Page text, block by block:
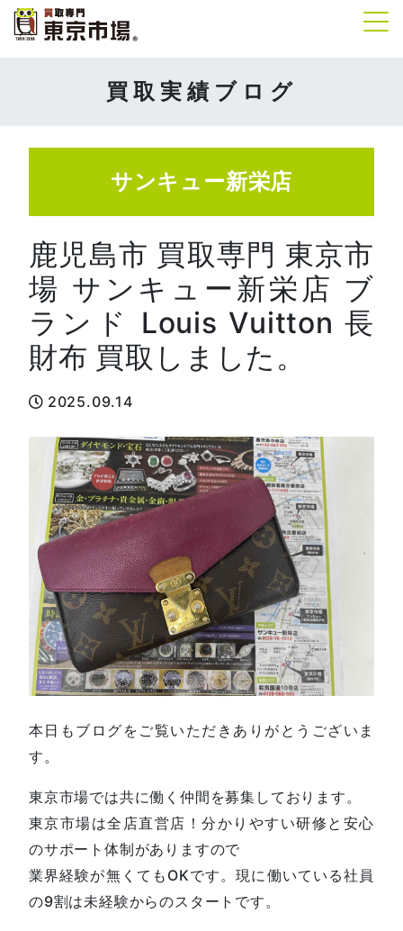
買取実績ブログ
サンキュー新栄店
鹿児島市 買取専門 東京市
場 サンキュー新栄店 ブ
ランド Louis Vuitton 長
財布 買取しました。
2025.09.14
本日もブログをご覧いただきありがとうございま
す。
東京市場では共に働く仲間を募集しております。
東京市場は全店直営店！分かりやすい研修と安心
のサポート体制がありますので
業界経験が無くてもOKです。現に働いている社員
の9割は未経験からのスタートです。